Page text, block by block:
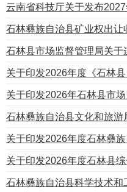
中小企业评价工作的通知
云南省科技厅关于发布
计划项目申报指南的通知
石林彝族自治县矿业权出让
调整公示
石林县市场监督管理局关于
业补报年报的催报公告
关于印发2026年度《石林
机抽查事项清单》和石林县
查计划的通知
关于印发2026年石林县市
域“双随机、一公开”随机抽
石林彝族自治县文化和旅游
门“双随机、一公开”抽查工
工作计划和跨部门“双随机
关于印发2026年度石林彝
局 部门“双随机、一公开”
开”抽查计划和“一业一查”
关于印发2026年度石林县
市监管领域“双随机、一公
石林彝族自治县科学技术和